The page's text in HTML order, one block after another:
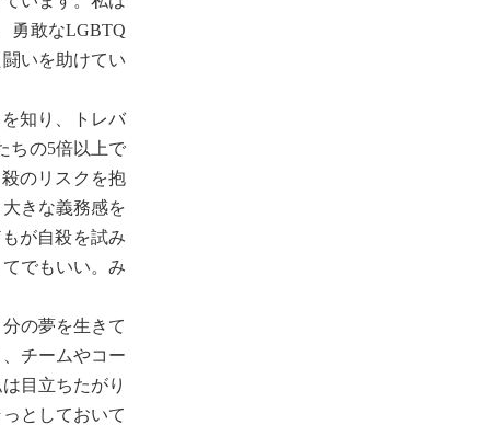
勇敢なLGBTQ
いを助けてい
知り、トレバ
ちの5倍以上で
のリスクを抱
きな義務感を
が自殺を試み
でもいい。み
の夢を生きて
チームやコー
目立ちたがり
としておいて